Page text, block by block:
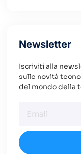
Newsletter
Iscriviti alla
sulle novità
del mondo della